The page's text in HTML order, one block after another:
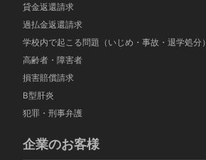
貸金返還請求
過払金返還請求
学校内で起こる問題（いじめ・事故・退学処分）
高齢者・障害者
損害賠償請求
B型肝炎
犯罪・刑事弁護
企業のお客様